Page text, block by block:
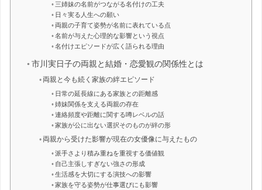
三姉妹の名前がつながる名付けの工夫
日々実る人生への願い
両親の子育て姿勢が名前に表れている点
名前が与えた心理的な影響という視点
名付けエピソードが広く語られる理由
市川実日子の両親と結婚・恋愛観の関係性とは
両親と今も続く家族の絆エピソード
日常の延長線にある家族との距離感
姉妹関係を支える両親の存在
連絡頻度や距離に関する噂レベルの話
家族が公に出ない選択そのものが絆の形
両親から受けた影響が現在の女優像に与えたもの
派手さより積み重ねを重視する価値観
自己主張しすぎない強さの形成
生活感を大切にする演技への影響
家族を守る姿勢が仕事選びにも影響